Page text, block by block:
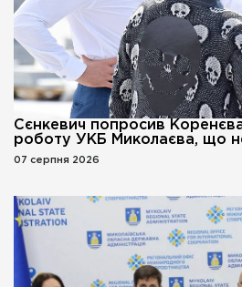
Сєнкевич попросив
роботу УКБ Миколаєва, що
07 серпня 2026